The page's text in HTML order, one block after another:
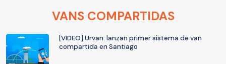
VANS COMPARTIDAS
[VIDEO] Urvan: lanzan primer sistema de van
compartida en Santiago